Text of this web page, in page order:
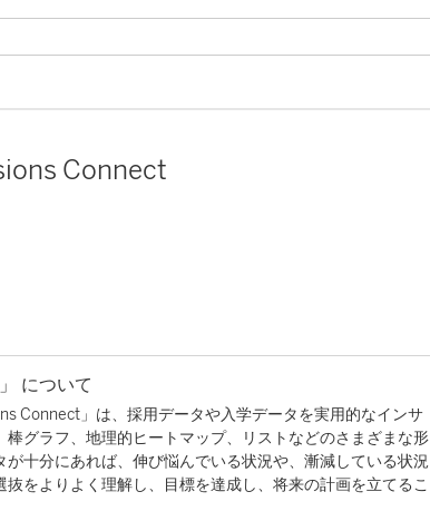
Connect
について
Connect」は、採用データや入学データを実用的なインサ
グラフ、地理的ヒートマップ、リストなどのさまざまな形
十分にあれば、伸び悩んでいる状況や、漸減している状況
をよりよく理解し、目標を達成し、将来の計画を立てるこ